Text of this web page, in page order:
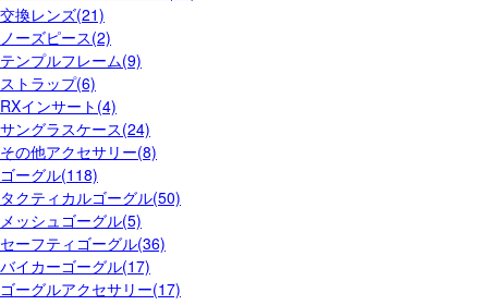
交換レンズ(21)
ノーズピース(2)
テンプルフレーム(9)
ストラップ(6)
RXインサート(4)
サングラスケース(24)
その他アクセサリー(8)
ゴーグル(118)
タクティカルゴーグル(50)
メッシュゴーグル(5)
セーフティゴーグル(36)
バイカーゴーグル(17)
ゴーグルアクセサリー(17)